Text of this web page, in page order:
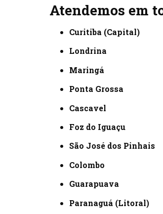
Atendemos em
Curitiba (Capital)
Londrina
Maringá
Ponta Grossa
Cascavel
Foz do Iguaçu
São José dos Pinhais
Colombo
Guarapuava
Paranaguá (Litoral)